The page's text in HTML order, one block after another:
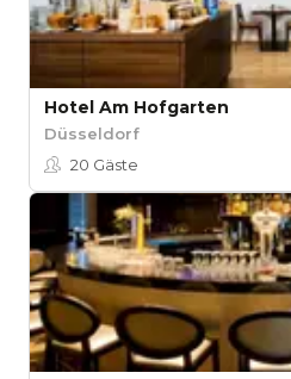
Hotel Am Hofgarten
Düsseldorf
20 Gäste